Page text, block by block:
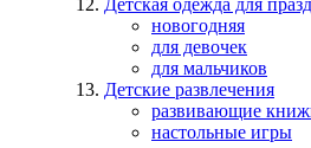
Детская одежда для
новогодняя
для девочек
для мальчиков
Детские развлечения
развивающие
настольные игры